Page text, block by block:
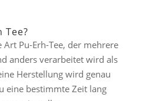
Tee?
Art Pu-Erh-Tee, der mehrere
anders verarbeitet wird als
Herstellung wird genau
eine bestimmte Zeit lang